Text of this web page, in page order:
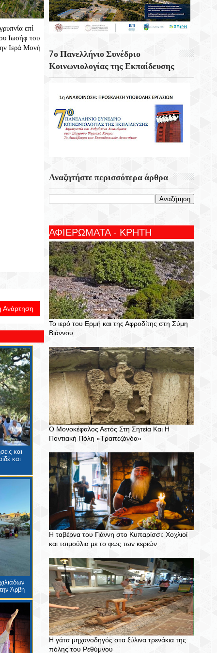
επί
Ιωσήφ του
Ιερά Μονή
Ανάρτηση
και
και
Άρβη
Κενά Στο Ρυθμιστικό Πλαίσιο Των
Καλλυντικών Για Τα Χείλη Εντοπίζουν
Σαν Σήμερα 8 Αυγούστου 1944
Πραγματοποιήτε Το Σαμποτάζ Της
Η Μεγαλύτερη Γιορτή Της Πατάτας
Επιστρέφει Για Ακόμα Μια Χρονιά Στο
Τζερμιάδο Οροπεδίου Λασιθίου
7ο Πανελλήνιο Συνέδριο
Κοινωνιολογίας της Εκπαίδευσης
Αναζητήστε περισσότερα άρθρα
ΑΦΙΕΡΩΜΑΤΑ - ΚΡΗΤΗ
Το ιερό του Ερμή και της Αφροδίτης στη Σύμη
Βιάννου
Ο Μονοκέφαλος Αετός Στη Σητεία Και Η
Ποντιακή Πόλη «Τραπεζόνδα»
Η ταβέρνα του Γιάννη στο Κυπαρίσσι: Χοχλιοί
και τσιμούλια με το φως των κεριών
Η γάτα μηχανοδηγός στα ξύλινα τρενάκια της
πόλης του Ρεθύμνου